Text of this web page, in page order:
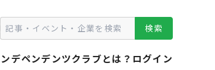
検索
デペンデンツクラブとは？ ログイン